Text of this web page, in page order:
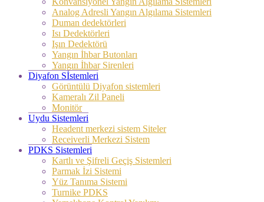
Analog Adresli Yangın Algılama Sistemleri
Duman dedektörleri
Isı Dedektörleri
Işın Dedektörü
Yangın İhbar Butonları
Yangın İhbar Sirenleri
Diyafon Sİstemleri
Görüntülü Diyafon sistemleri
Kameralı Zil Paneli
Monitör
Uydu Sistemleri
Headent merkezi sistem Siteler
Receiverli Merkezi Sistem
PDKS Sistemleri
Kartlı ve Şifreli Geçiş Sistemleri
Parmak İzi Sistemi
Yüz Tanıma Sistemi
Turnike PDKS